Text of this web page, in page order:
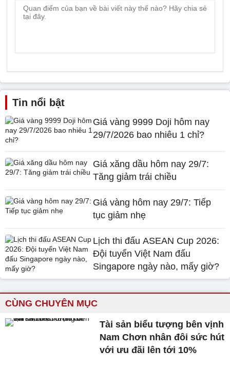
Tin nổi bật
Giá vàng 9999 Doji hôm nay
29/7/2026 bao nhiêu 1 chỉ?
Giá xăng dầu hôm nay 29/7:
Tăng giảm trái chiều
Giá vàng hôm nay 29/7: Tiếp
tục giảm nhẹ
Lịch thi đấu ASEAN Cup 2026:
Đội tuyển Việt Nam đấu
Singapore ngày nào, mấy giờ?
CÙNG CHUYÊN MỤC
Tài sản biểu tượng bên vịnh
Nam Chơn nhân đôi sức hút
với ưu đãi lên tới 10%